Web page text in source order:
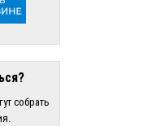
собрать